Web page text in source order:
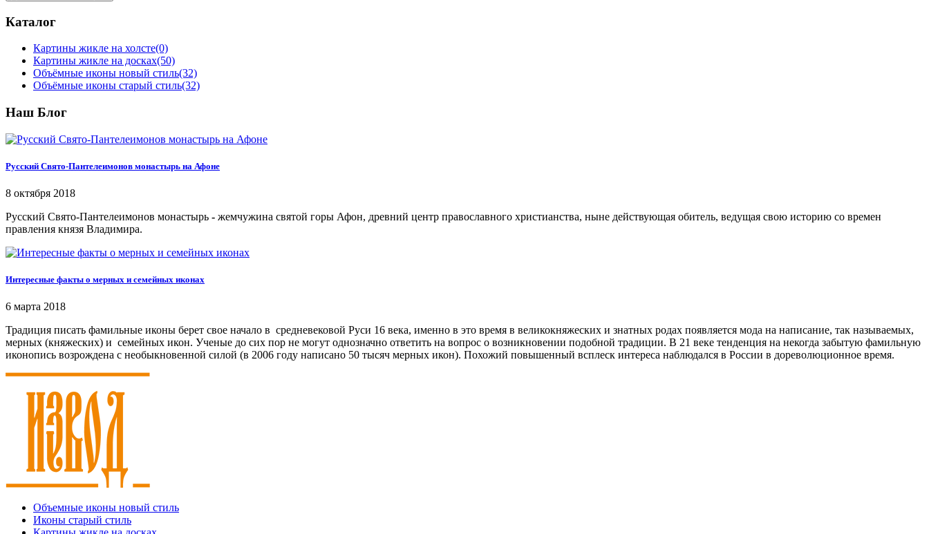
Каталог
Картины жикле на холсте(0)
Картины жикле на досках(50)
Объёмные иконы новый стиль(32)
Объёмные иконы старый стиль(32)
Наш Блог
Русский Свято-Пантелеимонов монастырь на Афоне
8 октября 2018
Русский Свято-Пантелеимонов монастырь - жемчужина святой горы Афон, древний центр православного христианства, ныне действующая обитель, ведущая свою историю со времен
правления князя Владимира.
Интересные факты о мерных и семейных иконах
6 марта 2018
Традиция писать фамильные иконы берет свое начало в средневековой Руси 16 века, именно в это время в великокняжеских и знатных родах появляется мода на написание, так называемых,
мерных (княжеских) и семейных икон. Ученые до сих пор не могут однозначно ответить на вопрос о возникновении подобной традиции. В 21 веке тенденция на некогда забытую фамильную
иконопись возрождена с необыкновенной силой (в 2006 году написано 50 тысяч мерных икон). Похожий повышенный всплеск интереса наблюдался в России в дореволюционное время.
Объемные иконы новый стиль
Иконы старый стиль